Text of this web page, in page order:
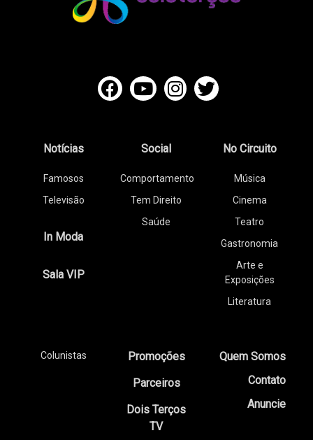
Notícias
Famosos
Televisão
In Moda
Sala VIP
Social
Comportamento
Tem Direito
Saúde
No Circuito
Música
Cinema
Teatro
Gastronomia
Arte e
Exposições
Literatura
Colunistas
Promoções
Parceiros
Dois Terços
TV
Quem Somos
Contato
Anuncie